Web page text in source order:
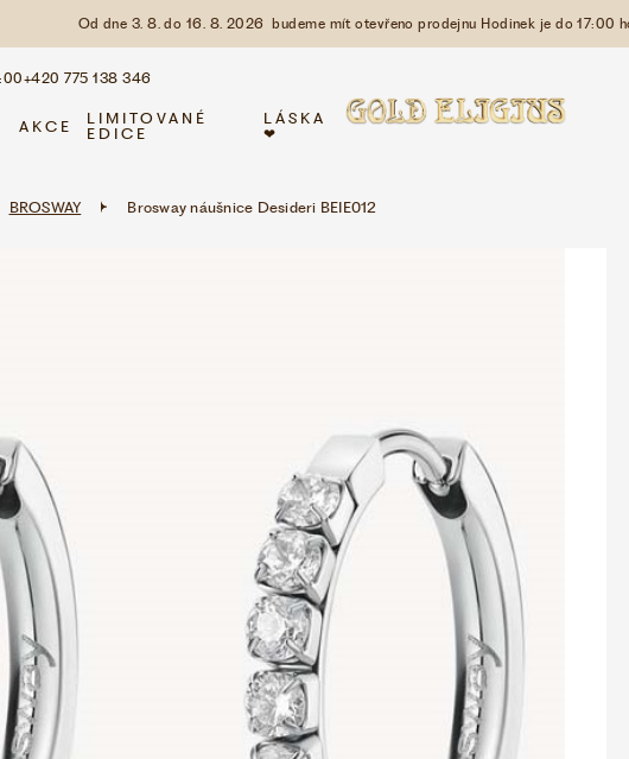
Od dne 3. 8. do 16. 8. 2026 budeme mít otevřeno prodejnu Hodinek je do 17:00
+420 775 138 346
AKCE
LIMITOVANÉ
EDICE
LÁSKA
❤
BROSWAY Brosway náušnice Desideri BEIE012